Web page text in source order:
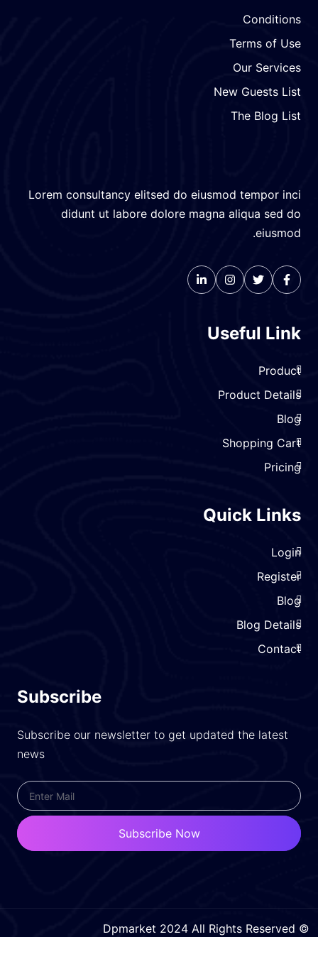
Terms of
Our
New Guests
The Blog
Lorem consultancy elitsed do eiusmod tempor
didunt ut labore dolore magna aliqua sed
Useful
Product
Shopping
Quick
Blog
Subscribe
Subscribe our newsletter to get updated the latest
news
Subscribe Now